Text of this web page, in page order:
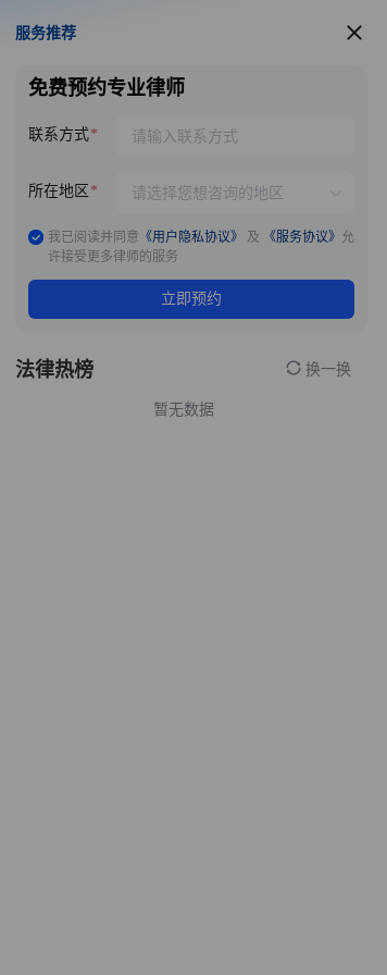
服务推荐
服务推荐
免费预约专业律师
联系方式
所在地区
我已阅读并同意 《用户隐私协议》 及 《服务协议》 允
许接受更多律师的服务
立即预约
法律热榜 换一换
暂无数据